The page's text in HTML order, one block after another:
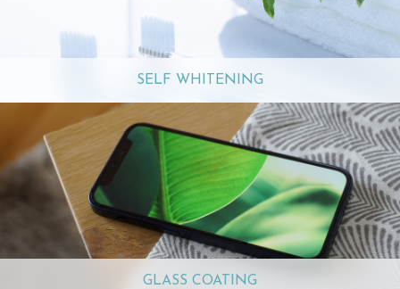
SELF WHITENING
GLASS COATING